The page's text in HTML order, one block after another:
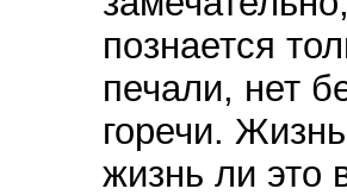
познается
печали, нет
горечи.
жизнь ли это